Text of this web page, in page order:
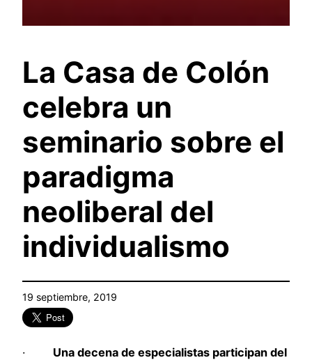
La Casa de Colón
celebra un
seminario sobre el
paradigma
neoliberal del
individualismo
19 septiembre, 2019
· Una decena de especialistas participan del